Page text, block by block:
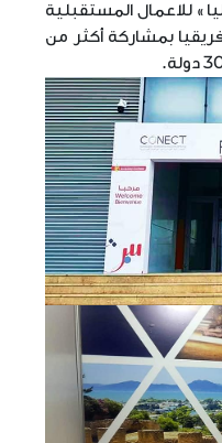
« فتيراليا » للاعمال المستقبلية
بمشاركة أكثر من